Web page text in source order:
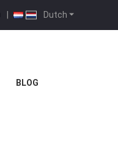
Dutch
|
BLOG